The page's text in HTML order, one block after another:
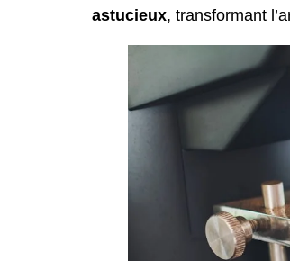
astucieux, transformant